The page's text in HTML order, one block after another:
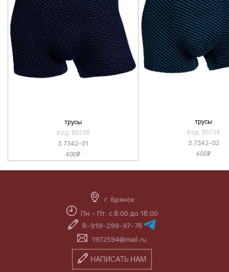
трусы
Код: 85738
3.7342-01
400v
трусы
Код: 85739
3.7342-02
400v
г. Брянск
Пн.- Пт. с 8:00 до 18:00
8-919-299-97-78
1972594@mail.ru
НАПИСАТЬ НАМ